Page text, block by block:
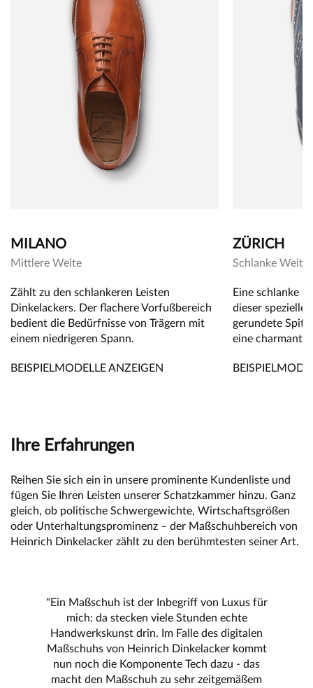
MILANO
Mittlere Weite
Zählt zu den schlankeren Leisten
Dinkelackers. Der flachere Vorfußbereich
bedient die Bedürfnisse von Trägern mit
einem niedrigeren Spann.
BEISPIELMODELLE ANZEIGEN
ZÜRICH
Schlanke Weite
Eine schlanke
dieser
gerundete
eine charmante
Ihre Erfahrungen
Reihen Sie sich ein in unsere prominente Kundenliste und
fügen Sie Ihren Leisten unserer Schatzkammer hinzu. Ganz
gleich, ob politische Schwergewichte, Wirtschaftsgrößen
oder Unterhaltungsprominenz – der Maßschuhbereich von
Heinrich Dinkelacker zählt zu den berühmtesten seiner Art.
"Ein Maßschuh ist der Inbegriff von Luxus für
mich: da stecken viele Stunden echte
Handwerkskunst drin. Im Falle des digitalen
Maßschuhs von Heinrich Dinkelacker kommt
nun noch die Komponente Tech dazu - das
macht den Maßschuh zu sehr zeitgemäßem